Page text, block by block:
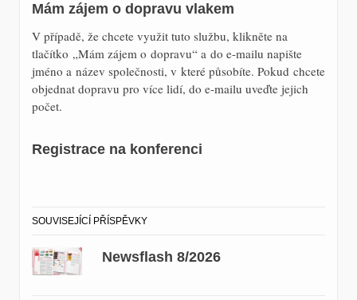
Mám zájem o dopravu vlakem
V případě, že chcete využit tuto službu, klikněte na
tlačítko „Mám zájem o dopravu“ a do e-mailu napište
jméno a název společnosti, v které působíte. Pokud chcete
objednat dopravu pro více lidí, do e-mailu uveďte jejich
počet.
Registrace na konferenci
SOUVISEJÍCÍ PŘÍSPĚVKY
Newsflash 8/2026